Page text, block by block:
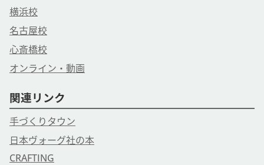
横浜校
名古屋校
心斎橋校
オンライン・動画
関連リンク
手づくりタウン
日本ヴォーグ社の本
CRAFTING